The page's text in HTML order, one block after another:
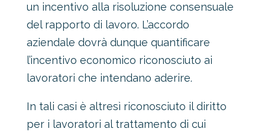
un incentivo alla risoluzione consensuale
del rapporto di lavoro. L’accordo
aziendale dovrà dunque quantificare
l’incentivo economico riconosciuto ai
lavoratori che intendano aderire.
In tali casi è altresì riconosciuto il diritto
per i lavoratori al trattamento di cui